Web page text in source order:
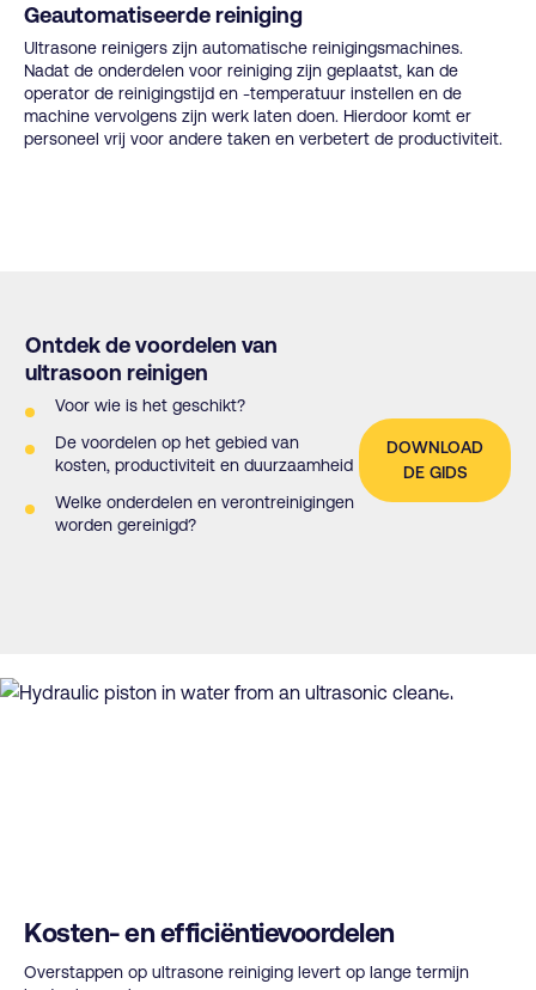
Geautomatiseerde reiniging
Ultrasone reinigers zijn automatische reinigingsmachines.
Nadat de onderdelen voor reiniging zijn geplaatst, kan de
operator de reinigingstijd en -temperatuur instellen en de
machine vervolgens zijn werk laten doen. Hierdoor komt er
personeel vrij voor andere taken en verbetert de productiviteit.
Ontdek de voordelen van
ultrasoon reinigen
Voor wie is het geschikt?
De voordelen op het gebied van
kosten, productiviteit en duurzaamheid
Welke onderdelen en verontreinigingen
worden gereinigd?
DOWNLOAD
DE GIDS
Kosten- en efficiëntievoordelen
Overstappen op ultrasone reiniging levert op lange termijn